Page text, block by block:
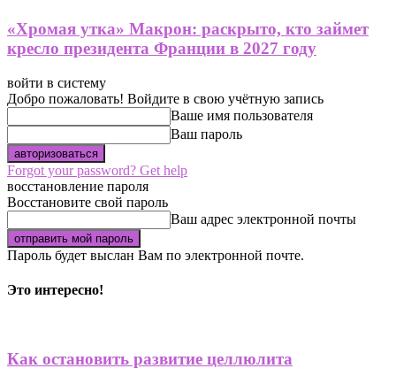
«Хромая утка» Макрон: раскрыто, кто займет
кресло президента Франции в 2027 году
войти в систему
Добро пожаловать! Войдите в свою учётную запись
Ваше имя пользователя
Ваш пароль
Forgot your password? Get help
восстановление пароля
Восстановите свой пароль
Ваш адрес электронной почты
Пароль будет выслан Вам по электронной почте.
Это интересно!
Как остановить развитие целлюлита